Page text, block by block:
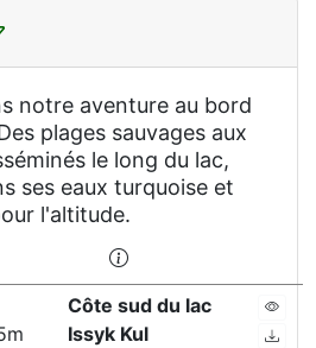
notre aventure au bord
plages sauvages aux
le long du lac,
ses eaux turquoise et
l'altitude.
Côte sud du lac
Issyk Kul